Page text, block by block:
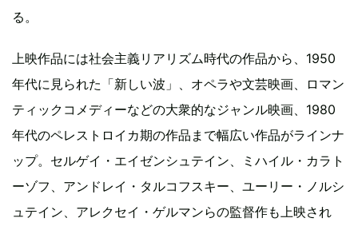
る。
上映作品には社会主義リアリズム時代の作品から、1950
年代に見られた「新しい波」、オペラや文芸映画、ロマン
ティックコメディーなどの大衆的なジャンル映画、1980
年代のペレストロイカ期の作品まで幅広い作品がラインナ
ップ。セルゲイ・エイゼンシュテイン、ミハイル・カラト
ーゾフ、アンドレイ・タルコフスキー、ユーリー・ノルシ
ュテイン、アレクセイ・ゲルマンらの監督作も上映され